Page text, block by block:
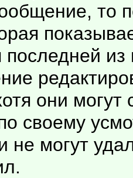
то
они
своему
не могут